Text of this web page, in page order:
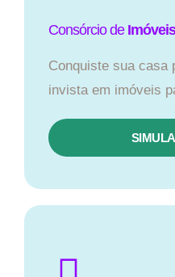
Consórcio de Imóveis
Conquiste sua casa
invista em imóveis